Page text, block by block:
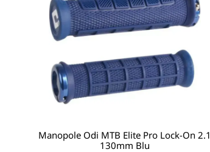
Manopole Odi MTB Elite Pro Lock-On 2.1
130mm Blu